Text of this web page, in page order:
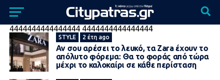
4444444444444444
STYLE 2 έτη ago
Αν σου αρέσει το λευκό, τα Zara έχουν το
απόλυτο φόρεμα: Θα το φοράς από τώρα
μέχρι το καλοκαίρι σε κάθε περίσταση
4444444444444444